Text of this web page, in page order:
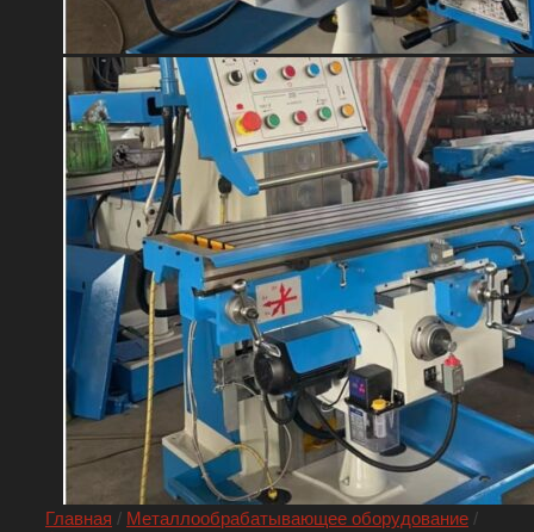
Главная / Металлообрабатывающее оборудование /